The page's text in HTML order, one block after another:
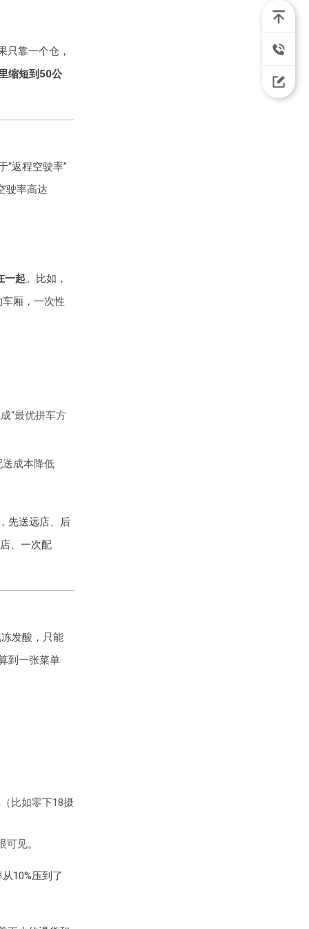
只靠一个仓，
缩短到50公
“返程空驶率”
驶率高达
一起。比如，
厢，一次性
“最优拼车方
送成本降低
先送远店、后
、一次配
发酸，只能
到一张菜单
比如零下18摄
见。
10%压到了